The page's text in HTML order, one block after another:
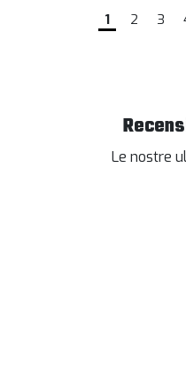
1 2 3
Le nostre